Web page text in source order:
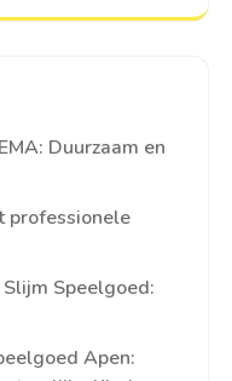
Duurzaam en
professionele
Speelgoed:
Apen: